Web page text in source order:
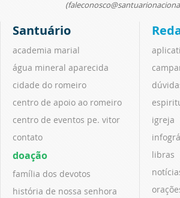
Santuário
academia marial
água mineral aparecida
cidade do romeiro
centro de apoio ao romeiro
centro de eventos pe. vitor
contato
doação
família dos devotos
história de nossa senhora
igreja
libras